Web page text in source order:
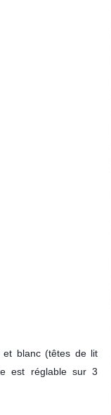
et blanc (têtes de lit
est réglable sur 3